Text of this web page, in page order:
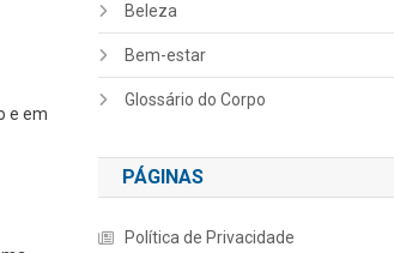
e em
Beleza
Bem-estar
Glossário do Corpo
PÁGINAS
Política de Privacidade